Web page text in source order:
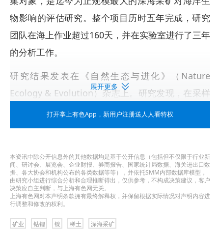
物影响的评估研究。整个项目历时五年完成，研究
团队在海上作业超过160天，并在实验室进行了三年
的分析工作。
研究结果发表在《自然生态与进化》（Nature
Ecology & Evolution）杂志上。研究发现，在采样
期间，采矿区域内大型底栖动物（肉眼可见的生
物）的密度下降了37%，物种丰富度下降了32%。
斯图尔特（Eva Stewart）表示，“考虑到深海采矿
的潜在影响，能够研究这些偏远且鲜为人知的深海
区域极为重要”。
她补充说，“我们终于掌握了现代商用采矿机可能造
展开更多
打开掌上有色App ，新用户注册送人人看特权
本资讯中除公开信息外的其他数据均是基于公开信息（包括但不仅限于行业新
闻、研讨会、展览会、企业财报、券商报告、国家统计局数据、海关进出口数
据、各大协会和机构公布的各类数据等等），并依托SMM内部数据库模型，
由研究小组进行综合分析和合理推断得出，仅供参考，不构成决策建议，客户
决策应自主判断，与上海有色网无关。
上海有色网对本声明条款拥有最终解释权，并保留根据实际情况对声明内容进
行调整和修改的权利。
矿业 钴锂 镍 稀土 深海采矿